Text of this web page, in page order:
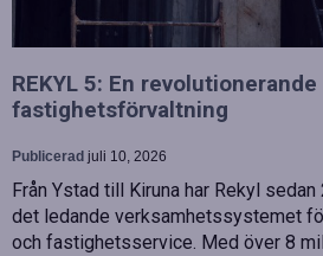
REKYL 5: En
fastighetsförvaltning
Publicerad juli 10, 2026
Från Ystad till Kiruna har Rekyl
det ledande verksamhetssystemet
och fastighetsservice. Med över 8